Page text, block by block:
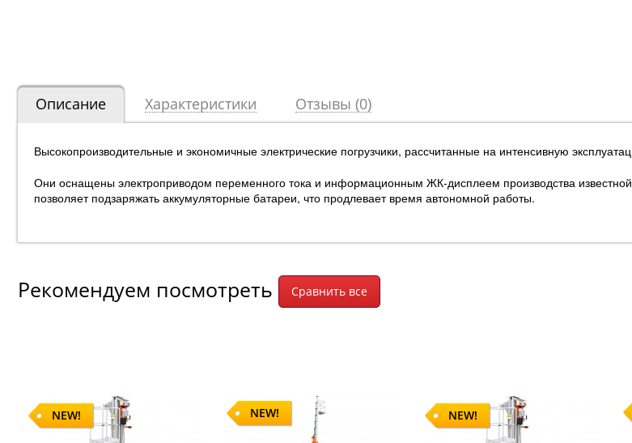
Описание Характеристики Отзывы (0)
Высокопроизводительные и экономичные электрические погрузчики, рассчитанные на интенсивную
Они оснащены электроприводом переменного тока и информационным ЖК-дисплеем производства
позволяет подзаряжать аккумуляторные батареи, что продлевает время автономной работы.
Рекомендуем посмотреть
NEW! NEW! NEW!